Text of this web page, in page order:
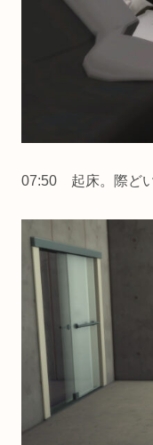
07:50 起床。際どい